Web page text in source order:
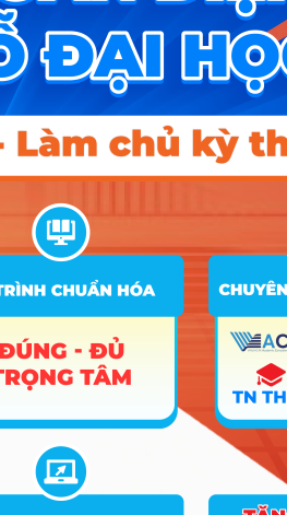
ĐĂNG KÝ NGAY
Công cụ
Tra cứu đề án tuyển sinh
Tư vấn hướng nghiệp
Tin tức